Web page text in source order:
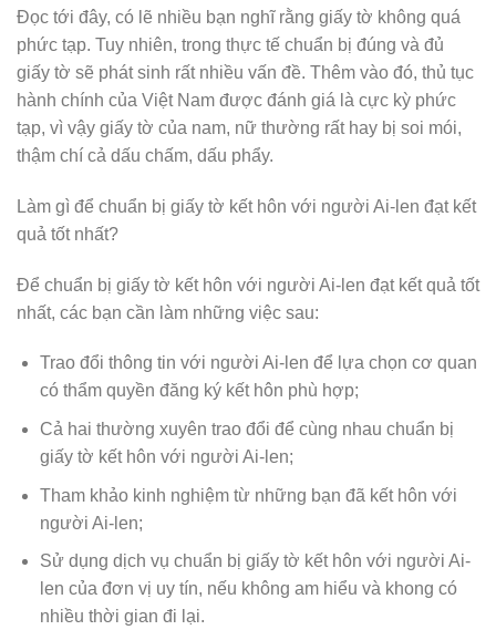
Đọc tới đây, có lẽ nhiều bạn nghĩ rằng giấy tờ không quá
phức tạp. Tuy nhiên, trong thực tế chuẩn bị đúng và đủ
giấy tờ sẽ phát sinh rất nhiều vấn đề. Thêm vào đó, thủ tục
hành chính của Việt Nam được đánh giá là cực kỳ phức
tạp, vì vậy giấy tờ của nam, nữ thường rất hay bị soi mói,
thậm chí cả dấu chấm, dấu phẩy.
Làm gì để chuẩn bị giấy tờ kết hôn với người Ai-len đạt kết
quả tốt nhất?
Để chuẩn bị giấy tờ kết hôn với người Ai-len đạt kết quả tốt
nhất, các bạn cần làm những việc sau:
Trao đổi thông tin với người Ai-len để lựa chọn cơ quan
có thẩm quyền đăng ký kết hôn phù hợp;
Cả hai thường xuyên trao đổi để cùng nhau chuẩn bị
giấy tờ kết hôn với người Ai-len;
Tham khảo kinh nghiệm từ những bạn đã kết hôn với
người Ai-len;
Sử dụng dịch vụ chuẩn bị giấy tờ kết hôn với người Ai-
len của đơn vị uy tín, nếu không am hiểu và khong có
nhiều thời gian đi lại.